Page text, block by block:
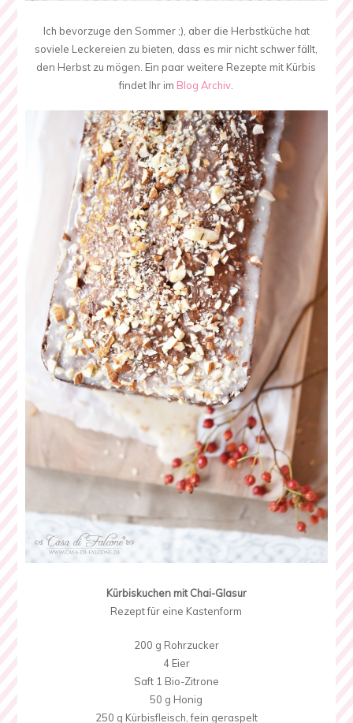
Ich bevorzuge den Sommer ;), aber die Herbstküche hat
soviele Leckereien zu bieten, dass es mir nicht schwer fällt,
den Herbst zu mögen. Ein paar weitere Rezepte mit Kürbis
findet Ihr im Blog Archiv.
Kürbiskuchen mit Chai-Glasur
Rezept für eine Kastenform
200 g Rohrzucker
4 Eier
Saft 1 Bio-Zitrone
50 g Honig
250 g Kürbisfleisch, fein geraspelt